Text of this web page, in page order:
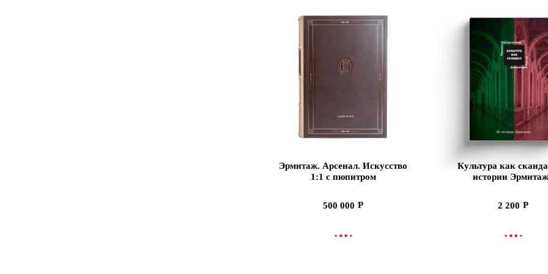
Эрмитаж. Арсенал. Искусство
1:1 с пюпитром
500 000
В КОРЗИНУ
Культура как
истории
2 200
В КОРЗИНУ